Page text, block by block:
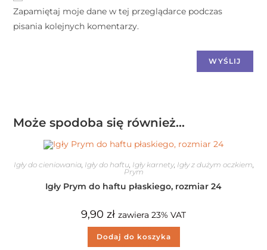
Zapamiętaj moje dane w tej przeglądarce podczas
pisania kolejnych komentarzy.
Może spodoba się również…
Igły do cieniowania, Igły do haftu, Igły karnety, Igły z dużym oczkiem,
Prym
Igły Prym do haftu płaskiego, rozmiar 24
9,90 zł zawiera 23% VAT
Dodaj do koszyka